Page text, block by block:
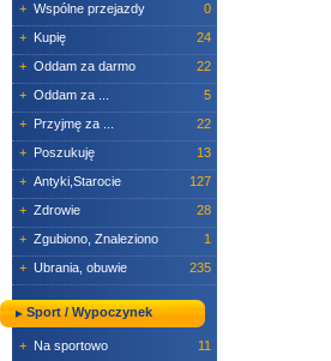
+ Wspólne przejazdy
0
+ Kupię
24
+ Oddam za darmo
22
+ Oddam za ...
5
+ Przyjmę za ...
22
+ Poszukuję
13
+ Antyki,Starocie
127
+ Zdrowie
28
+ Zgubiono, Znaleziono
1
+ Ubrania, obuwie 235
Sport / Wypoczynek
+ Na sportowo
11